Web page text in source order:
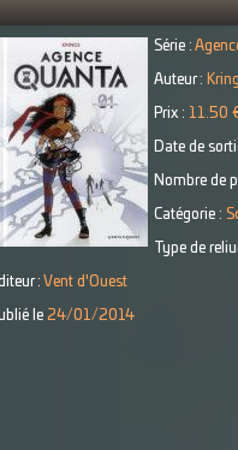
Série :
Auteur :
Prix : 11.50
Date de
Nombre de
Catégorie :
Type de
: Vent d'Ouest
le 24/01/2014